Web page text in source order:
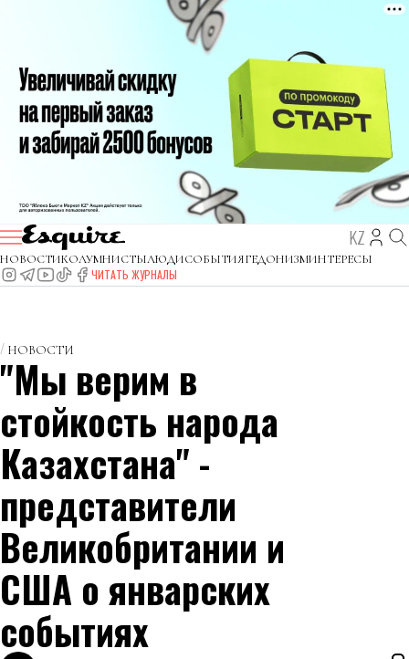
KZ
НОВОСТИКОЛУМНИСТЫЛЮДИСОБЫТИЯГЕДОНИЗМИНТЕРЕСЫ
ЧИТАТЬ ЖУРНАЛЫ
НОВОСТИ
"Мы верим в
стойкость народа
Казахстана" -
представители
Великобритании и
США о январских
событиях